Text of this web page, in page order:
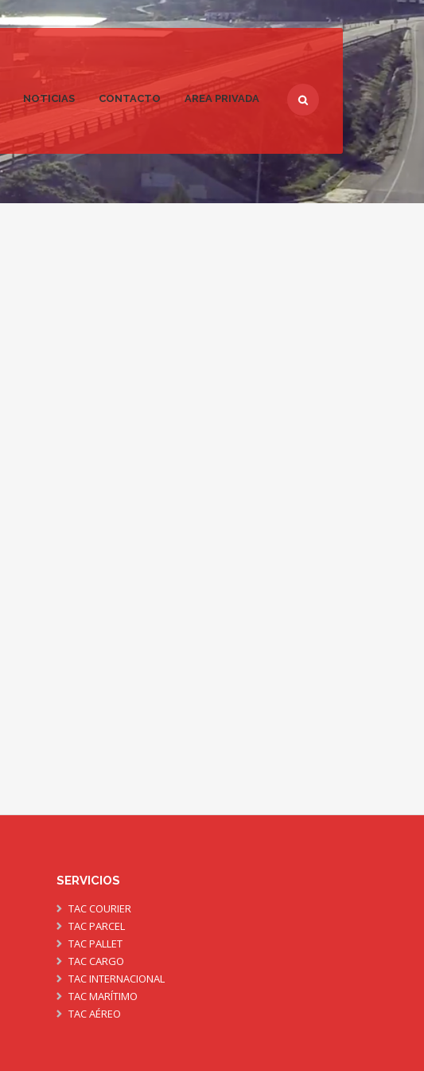
NOTICIAS CONTACTO AREA PRIVADA
SERVICIOS
TAC COURIER
TAC PARCEL
TAC PALLET
TAC CARGO
TAC INTERNACIONAL
TAC MARÍTIMO
TAC AÉREO